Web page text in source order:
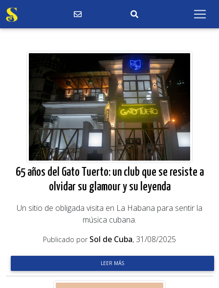
65 años del Gato Tuerto: un club que se resiste a
olvidar su glamour y su leyenda
Un sitio de obligada visita en La Habana para sentir la
música cubana.
Publicado por Sol de Cuba, 31/08/2025
LEER MÁS